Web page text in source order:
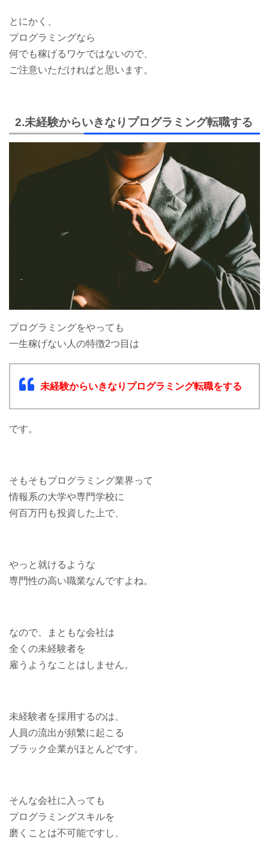
とにかく、
プログラミングなら
何でも稼げるワケではないので、
ご注意いただければと思います。
2.未経験からいきなりプログラミング転職する
プログラミングをやっても
一生稼げない人の特徴2つ目は
未経験からいきなりプログラミング転職をする
です。
そもそもプログラミング業界って
情報系の大学や専門学校に
何百万円も投資した上で、
やっと就けるような
専門性の高い職業なんですよね。
なので、まともな会社は
全くの未経験者を
雇うようなことはしません。
未経験者を採用するのは、
人員の流出が頻繁に起こる
ブラック企業がほとんどです。
そんな会社に入っても
プログラミングスキルを
磨くことは不可能ですし、